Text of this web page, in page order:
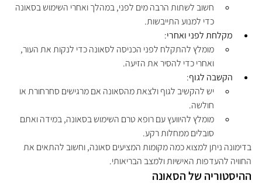
חשוב לשתות הרבה מים לפני, במהלך ואחרי השימוש בסאונה
כדי למנוע התייבשות.
מקלחת לפני ואחרי:
מומלץ להתקלח לפני הכניסה לסאונה כדי לנקות את העור,
ואחרי כדי להסיר את הזיעה.
הקשבה לגוף:
יש להקשיב לגוף ולצאת מהסאונה אם מרגישים סחרחורת או
חולשה.
מומלץ להיוועץ עם רופא טרם השימוש בסאונה, במידה ואתם
סובלים ממחלות רקע.
בדימונה ניתן למצוא כמה מקומות המציעים סאונה, וחשוב להתאים את
החוויה להעדפות האישיות ולמצב הבריאותי.
ההיסטוריה של הסאונה